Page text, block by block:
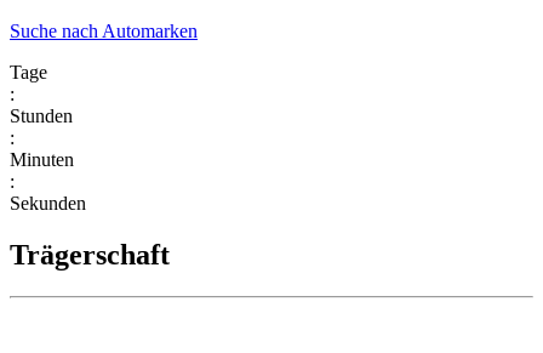
Suche nach Automarken
Tage
:
Stunden
:
Minuten
:
Sekunden
Trägerschaft